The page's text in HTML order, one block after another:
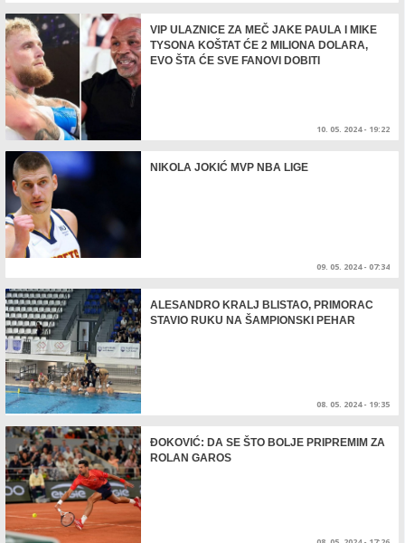
VIP ULAZNICE ZA MEČ JAKE PAULA I MIKE
TYSONA KOŠTAT ĆE 2 MILIONA DOLARA,
EVO ŠTA ĆE SVE FANOVI DOBITI
10. 05. 2024 - 19:22
NIKOLA JOKIĆ MVP NBA LIGE
09. 05. 2024 - 07:34
ALESANDRO KRALJ BLISTAO, PRIMORAC
STAVIO RUKU NA ŠAMPIONSKI PEHAR
08. 05. 2024 - 19:35
ĐOKOVIĆ: DA SE ŠTO BOLJE PRIPREMIM ZA
ROLAN GAROS